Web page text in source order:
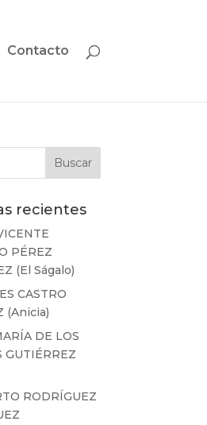
Contacto
recientes
PÉREZ
(El Ságalo)
CASTRO
(Anicia)
DE LOS
GUTIÉRREZ
RODRÍGUEZ